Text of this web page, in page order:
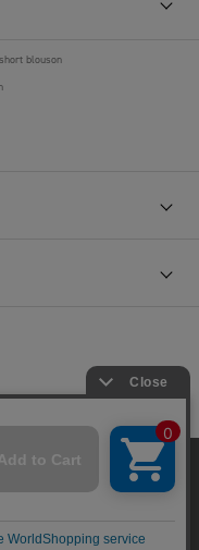
blouson
ッキーはサイト内
析からマーケティ
。